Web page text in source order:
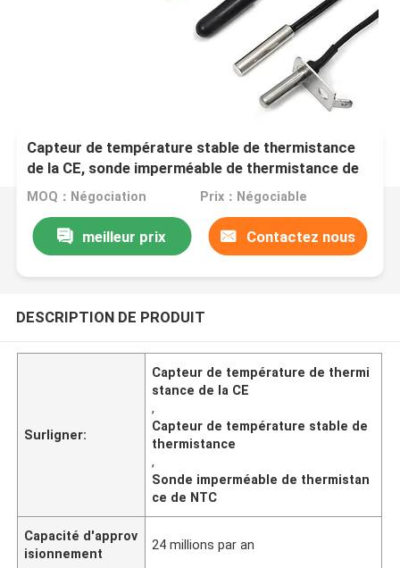
Capteur de température stable de thermistance
de la CE, sonde imperméable de thermistance de
NTC
MOQ：Négociation Prix：Négociable
meilleur prix Contactez nous
DESCRIPTION DE PRODUIT
Surligner:
Capteur de température de thermi
stance de la CE
,
Capteur de température stable de
thermistance
,
Sonde imperméable de thermistan
ce de NTC
Capacité d'approv
isionnement
24 millions par an